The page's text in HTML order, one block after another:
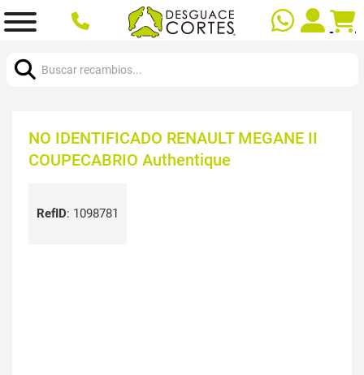
NO IDENTIFICADO RENAULT MEGANE II
COUPECABRIO Authentique
RefID: 1098781